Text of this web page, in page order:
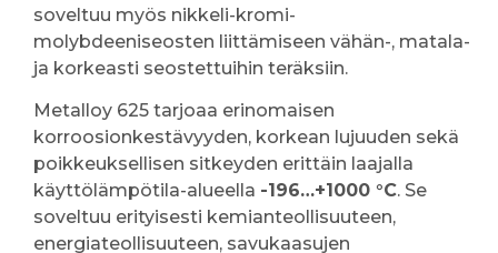
soveltuu myös nikkeli-kromi-
molybdeeniseosten liittämiseen vähän-, matala-
ja korkeasti seostettuihin teräksiin.
Metalloy 625 tarjoaa erinomaisen
korroosionkestävyyden, korkean lujuuden sekä
poikkeuksellisen sitkeyden erittäin laajalla
käyttölämpötila-alueella -196…+1000 °C. Se
soveltuu erityisesti kemianteollisuuteen,
energiateollisuuteen, savukaasujen